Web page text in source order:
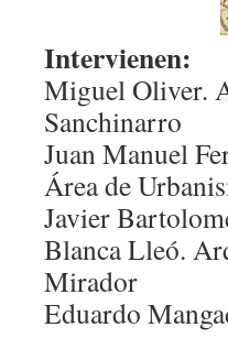
Intervienen:
Miguel Oliver.
Sanchinarro
Juan Manuel
Área de
Javier
Blanca Lleó.
Mirador
Eduardo